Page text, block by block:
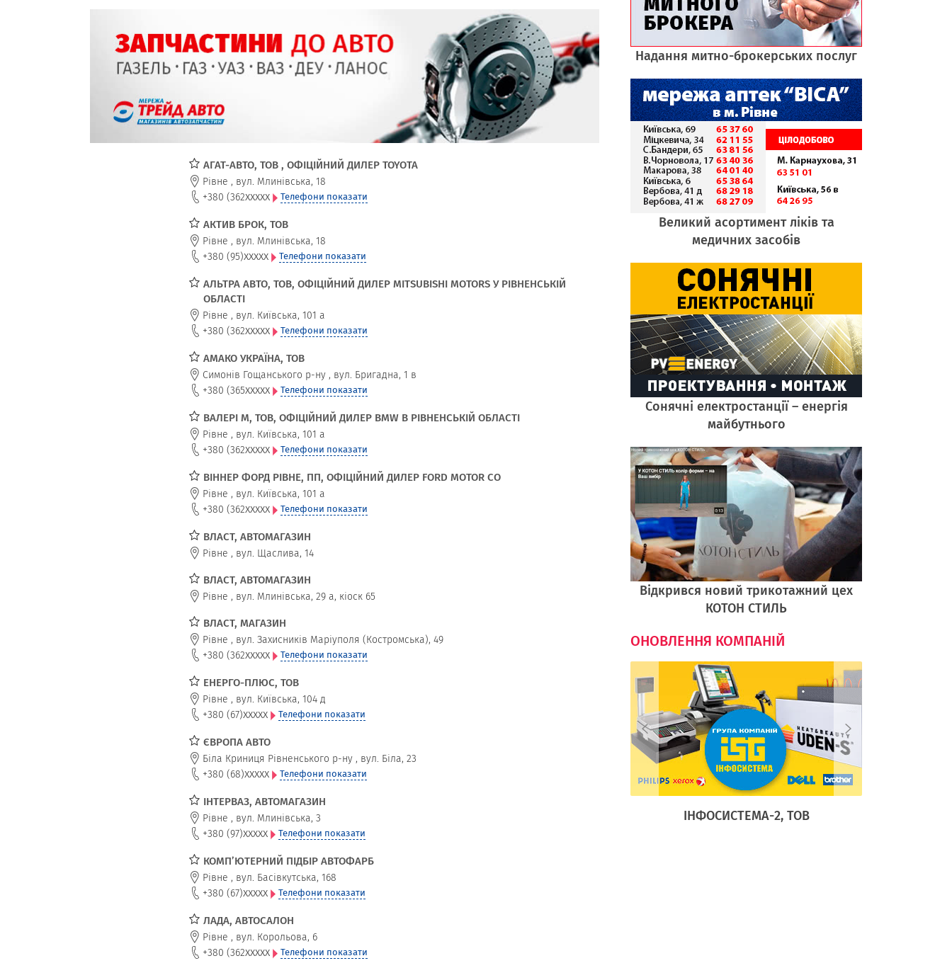
АГАТ-АВТО, ТОВ , ОФІЦІЙНИЙ ДИЛЕР TOYOTA
Рівне , вул. Млинівська, 18
+380 (362xxxxx Телефони показати
АКТИВ БРОК, ТОВ
Рівне , вул. Млинівська, 18
+380 (95)xxxxx Телефони показати
АЛЬТРА АВТО, ТОВ, ОФІЦІЙНИЙ ДИЛЕР MITSUBISHI MOTORS У РІВНЕНСЬКІЙ
ОБЛАСТІ
Рівне , вул. Київська, 101 а
+380 (362xxxxx Телефони показати
АМАКО УКРАЇНА, ТОВ
Симонів Гощанського р-ну , вул. Бригадна, 1 в
+380 (365xxxxx Телефони показати
ВАЛЕРІ М, ТОВ, ОФІЦІЙНИЙ ДИЛЕР BMW В РІВНЕНСЬКІЙ ОБЛАСТІ
Рівне , вул. Київська, 101 а
+380 (362xxxxx Телефони показати
ВІННЕР ФОРД РІВНЕ, ПП, ОФІЦІЙНИЙ ДИЛЕР FORD MOTOR CO
Рівне , вул. Київська, 101 а
+380 (362xxxxx Телефони показати
ВЛАСТ, АВТОМАГАЗИН
Рівне , вул. Щаслива, 14
ВЛАСТ, АВТОМАГАЗИН
Рівне , вул. Млинівська, 29 а, кіоск 65
ВЛАСТ, МАГАЗИН
Рівне , вул. Захисників Маріуполя (Костромська), 49
+380 (362xxxxx Телефони показати
ЕНЕРГО-ПЛЮС, ТОВ
Рівне , вул. Київська, 104 д
+380 (67)xxxxx Телефони показати
ЄВРОПА АВТО
Біла Криниця Рівненського р-ну , вул. Біла, 23
+380 (68)xxxxx Телефони показати
ІНТЕРВАЗ, АВТОМАГАЗИН
Рівне , вул. Млинівська, 3
+380 (97)xxxxx Телефони показати
КОМП’ЮТЕРНИЙ ПІДБІР АВТОФАРБ
Рівне , вул. Басівкутська, 168
+380 (67)xxxxx Телефони показати
ЛАДА, АВТОСАЛОН
Рівне , вул. Корольова, 6
+380 (362xxxxx Телефони показати
Надання митно-брокерських послуг
Великий асортимент ліків та
медичних засобів
Cонячні електростанції – енергія
майбутнього
Відкрився новий трикотажний цех
КОТОН СТИЛЬ
ОНОВЛЕННЯ КОМПАНІЙ
ІНФОСИСТЕМА-2, ТОВ